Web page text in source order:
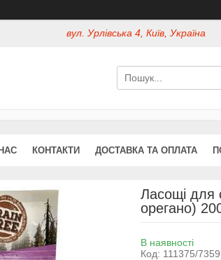
вул. Урлівська 4, Київ, Україна
КОНТАКТИ ДОСТАВКА ТА ОПЛАТА
Ласощі для
орегано)
В наявності
Код: 111375/7359